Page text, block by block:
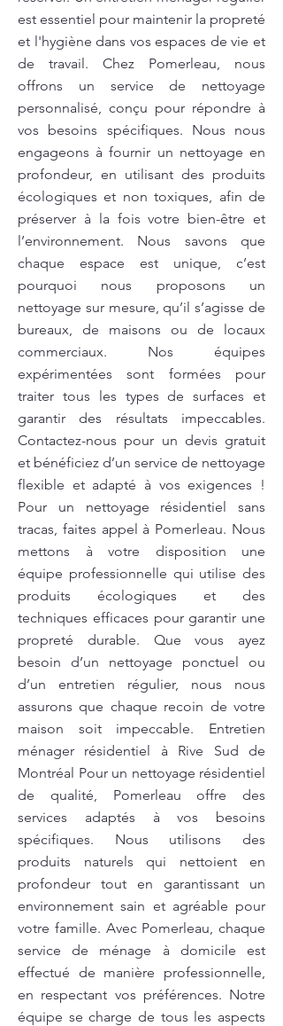
est essentiel pour maintenir la propreté
et l'hygiène dans vos espaces de vie et
de travail. Chez Pomerleau, nous
offrons un service de nettoyage
personnalisé, conçu pour répondre à
vos besoins spécifiques. Nous nous
engageons à fournir un nettoyage en
profondeur, en utilisant des produits
écologiques et non toxiques, afin de
préserver à la fois votre bien-être et
l’environnement. Nous savons que
chaque espace est unique, c’est
pourquoi nous proposons un
nettoyage sur mesure, qu’il s’agisse de
bureaux, de maisons ou de locaux
commerciaux. Nos équipes
expérimentées sont formées pour
traiter tous les types de surfaces et
garantir des résultats impeccables.
Contactez-nous pour un devis gratuit
et bénéficiez d’un service de nettoyage
flexible et adapté à vos exigences !
Pour un nettoyage résidentiel sans
tracas, faites appel à Pomerleau. Nous
mettons à votre disposition une
équipe professionnelle qui utilise des
produits écologiques et des
techniques efficaces pour garantir une
propreté durable. Que vous ayez
besoin d’un nettoyage ponctuel ou
d’un entretien régulier, nous nous
assurons que chaque recoin de votre
maison soit impeccable. Entretien
ménager résidentiel à Rive Sud de
Montréal Pour un nettoyage résidentiel
de qualité, Pomerleau offre des
services adaptés à vos besoins
spécifiques. Nous utilisons des
produits naturels qui nettoient en
profondeur tout en garantissant un
environnement sain et agréable pour
votre famille. Avec Pomerleau, chaque
service de ménage à domicile est
effectué de manière professionnelle,
en respectant vos préférences. Notre
équipe se charge de tous les aspects